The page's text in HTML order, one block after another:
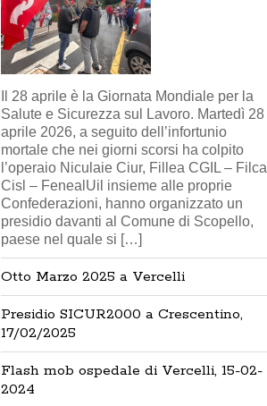
Il 28 aprile è la Giornata Mondiale per la
Salute e Sicurezza sul Lavoro. Martedì 28
aprile 2026, a seguito dell’infortunio
mortale che nei giorni scorsi ha colpito
l’operaio Niculaie Ciur, Fillea CGIL – Filca
Cisl – FenealUil insieme alle proprie
Confederazioni, hanno organizzato un
presidio davanti al Comune di Scopello,
paese nel quale si […]
Otto Marzo 2025 a Vercelli
Presidio SICUR2000 a Crescentino,
17/02/2025
Flash mob ospedale di Vercelli, 15-02-
2024